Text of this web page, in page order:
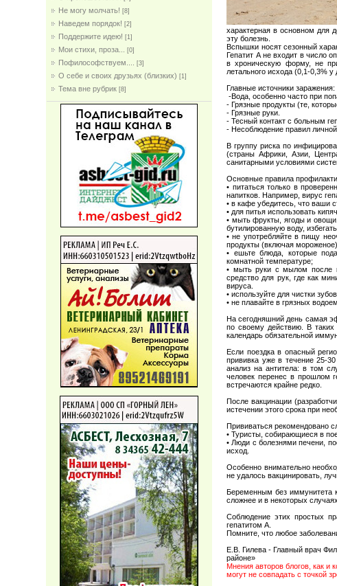
Не могу молчать! [8]
Наведем порядок! [2]
Поддержите идею! [1]
Мои стихи, проза... [0]
Пофилософствуем.... [3]
О себе и своих друзьях (близких) [1]
Тема вне рубрик [8]
характерная в основном для
эту болезнь.
Вспышки носят сезонный
Гепатит А не входит в число
в хроническую форму, не
летального исхода (0,1-0,3%
Главные источники заражения:
-Вода, особенно часто при
- Грязные продукты (те,
- Грязные руки.
- Тесный контакт с больным
- Несоблюдение правил личной
В группу риска по
(страны Африки, Азии,
санитарными условиями
Основные правила
• питаться только в
напитков. Например, вирус
• в кафе убедитесь, что ваши
• для питья использовать
• мыть фрукты, ягоды и
бутилированную воду,
• не употребляйте в пищу
продукты (включая
• ешьте блюда, которые
комнатной температуре;
• мыть руки с мылом после
средство для рук, где как
вируса.
• используйте для чистки
• не плавайте в грязных
На сегодняшний день самая
по своему действию. В таких
календарь обязательной
Если поездка в опасный
прививка уже в течение 25-
анализ на антитела: в том
человек перенес в прошлом
встречаются крайне редко.
После вакцинации
истечении этого срока при
Прививаться рекомендовано
• Туристы, собирающиеся в
• Люди с болезнями печени,
исход.
Особенно внимательно
не удалось вакцинировать,
Беременным без иммунитета
сложнее и в некоторых
Соблюдение этих простых
гепатитом А.
Помните, что любое
Е.В. Гилева - Главный врач
районе»
Мнения авторов блогов, как и
могут не совпадать с точкой